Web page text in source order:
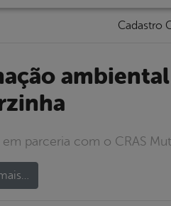
Cadastro
parceria com o CRAS